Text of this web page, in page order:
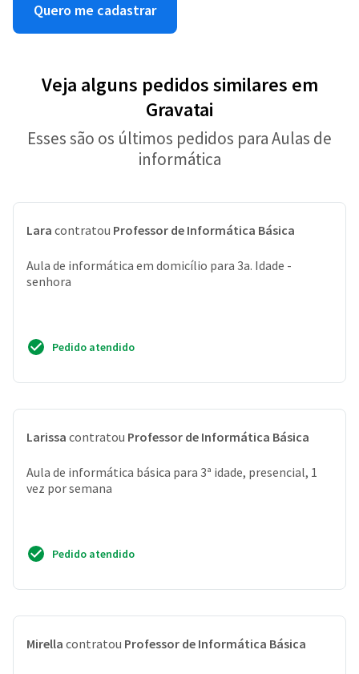
Quero me cadastrar
Veja alguns pedidos similares em
Gravatai
Esses são os últimos pedidos para Aulas de
informática
Lara contratou Professor de Informática Básica
Aula de informática em domicílio para 3a. Idade -
senhora
Pedido atendido
Larissa contratou Professor de Informática Básica
Aula de informática básica para 3ª idade, presencial, 1
vez por semana
Pedido atendido
Mirella contratou Professor de Informática Básica